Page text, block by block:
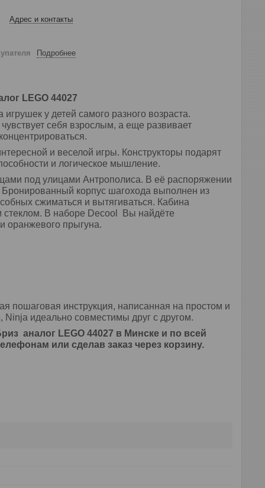
Адрес и контакты
Подробнее
LEGO 44027
у детей самого разного возраста.
себя взрослым, а еще развивает
и веселой игры. Конструкторы подарят
и логическое мышление.
под улицами Антрополиса. В её распоряжении
корпус шагохода выполнен из
сжиматься и вытягиваться. Кабина
стеклом. В наборе Decool Вы найдёте
оранжевого прыгуна.
пошаговая инструкция, написанная на простом и
идеально совместимы друг с другом.
аналог LEGO 44027 в Минске и по всей
или сделав заказ через корзину.